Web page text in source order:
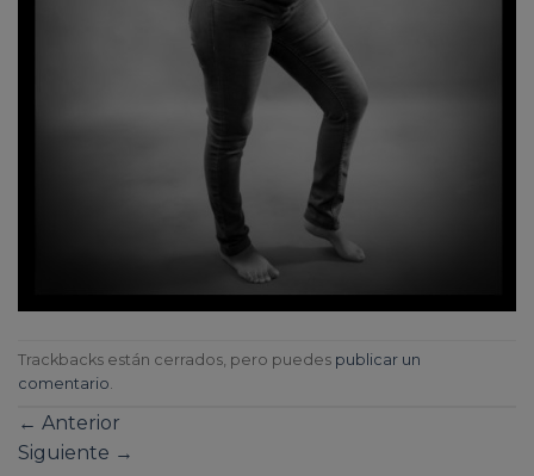
Trackbacks están cerrados, pero puedes publicar un
comentario
← Anterior
Siguiente →